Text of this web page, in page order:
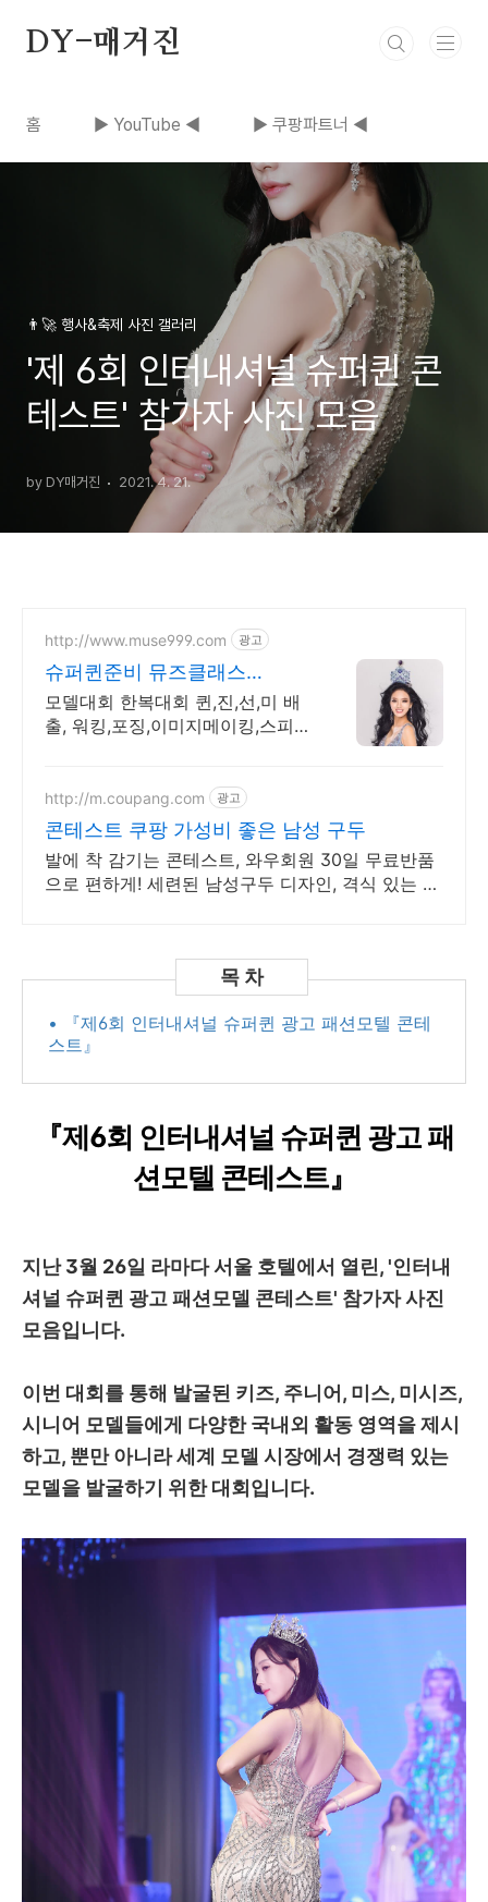
DY-매거진
홈 ▶ YouTube ◀ ▶ 쿠팡파트너 ◀
👨‍🚀 행사&축제 사진 갤러리
'제 6회 인터내셔널 슈퍼퀸 콘
테스트' 참가자 사진 모음
by DY매거진 2021. 4. 21.
http://www.muse999.com 광고
슈퍼퀸준비 뮤즈클래스
2023"퀸"진선미 최다배출
모델대회 한복대회 퀸,진,선,미 배
출, 워킹,포징,이미지메이킹,스피치
http://m.coupang.com 광고
콘테스트 쿠팡 가성비 좋은 남성 구두
발에 착 감기는 콘테스트, 와우회원 30일 무료반품
으로 편하게! 세련된 남성구두 디자인, 격식 있는 자
• 『제6회 인터내셔널 슈퍼퀸 광고 패션모텔 콘테
스트』
『제6회 인터내셔널 슈퍼퀸 광고 패
션모텔 콘테스트』
지난 3월 26일 라마다 서울 호텔에서 열린, '인터내
셔널 슈퍼퀸 광고 패션모델 콘테스트' 참가자 사진
모음입니다.
이번 대회를 통해 발굴된 키즈, 주니어, 미스, 미시즈,
시니어 모델들에게 다양한 국내외 활동 영역을 제시
하고, 뿐만 아니라 세계 모델 시장에서 경쟁력 있는
모델을 발굴하기 위한 대회입니다.